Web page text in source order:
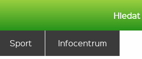
Hledat
Sport Infocentrum